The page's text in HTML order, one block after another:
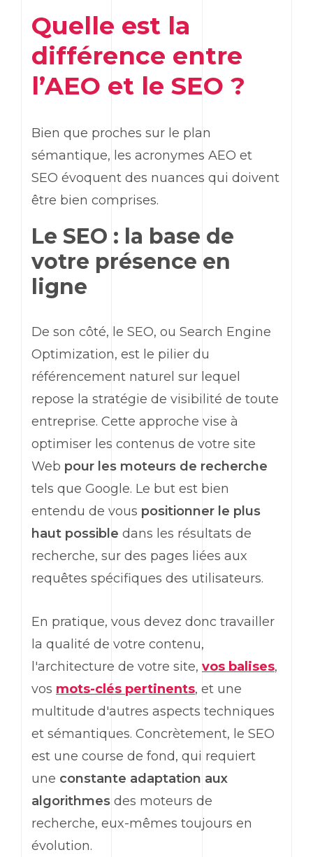
Quelle est la
différence entre
l’AEO et le SEO ?
Bien que proches sur le plan
sémantique, les acronymes AEO et
SEO évoquent des nuances qui doivent
être bien comprises.
Le SEO : la base de
votre présence en
ligne
De son côté, le SEO, ou Search Engine
Optimization, est le pilier du
référencement naturel sur lequel
repose la stratégie de visibilité de toute
entreprise. Cette approche vise à
optimiser les contenus de votre site
Web pour les moteurs de recherche
tels que Google. Le but est bien
entendu de vous positionner le plus
haut possible dans les résultats de
recherche, sur des pages liées aux
requêtes spécifiques des utilisateurs.
En pratique, vous devez donc travailler
la qualité de votre contenu,
l'architecture de votre site, vos balises,
vos mots-clés pertinents, et une
multitude d'autres aspects techniques
et sémantiques. Concrètement, le SEO
est une course de fond, qui requiert
une constante adaptation aux
algorithmes des moteurs de
recherche, eux-mêmes toujours en
évolution.